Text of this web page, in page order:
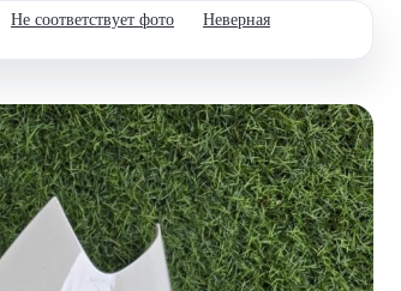
Не соответствует фото
Неверная